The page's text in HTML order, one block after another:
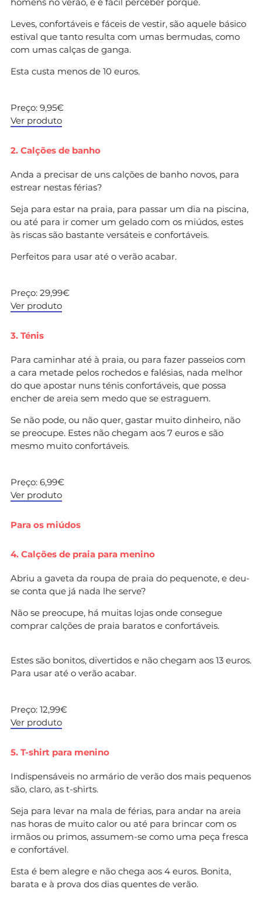
Leves, confortáveis e fáceis de vestir, são aquele básico
estival que tanto resulta com umas bermudas, como
com umas calças de ganga.
Esta custa menos de 10 euros.
Preço: 9,95€
Ver produto
2. Calções de banho
Anda a precisar de uns calções de banho novos, para
estrear nestas férias?
Seja para estar na praia, para passar um dia na piscina,
ou até para ir comer um gelado com os miúdos, estes
às riscas são bastante versáteis e confortáveis.
Perfeitos para usar até o verão acabar.
Preço: 29,99€
Ver produto
3. Ténis
Para caminhar até à praia, ou para fazer passeios com
a cara metade pelos rochedos e falésias, nada melhor
do que apostar nuns ténis confortáveis, que possa
encher de areia sem medo que se estraguem.
Se não pode, ou não quer, gastar muito dinheiro, não
se preocupe. Estes não chegam aos 7 euros e são
mesmo muito confortáveis.
Preço: 6,99€
Ver produto
Para os miúdos
4. Calções de praia para menino
Abriu a gaveta da roupa de praia do pequenote, e deu-
se conta que já nada lhe serve?
Não se preocupe, há muitas lojas onde consegue
comprar calções de praia baratos e confortáveis.
Estes são bonitos, divertidos e não chegam aos 13 euros.
Para usar até o verão acabar.
Preço: 12,99€
Ver produto
5. T-shirt para menino
Indispensáveis no armário de verão dos mais pequenos
são, claro, as t-shirts.
Seja para levar na mala de férias, para andar na areia
nas horas de muito calor ou até para brincar com os
irmãos ou primos, assumem-se como uma peça fresca
e confortável.
Esta é bem alegre e não chega aos 4 euros. Bonita,
barata e à prova dos dias quentes de verão.